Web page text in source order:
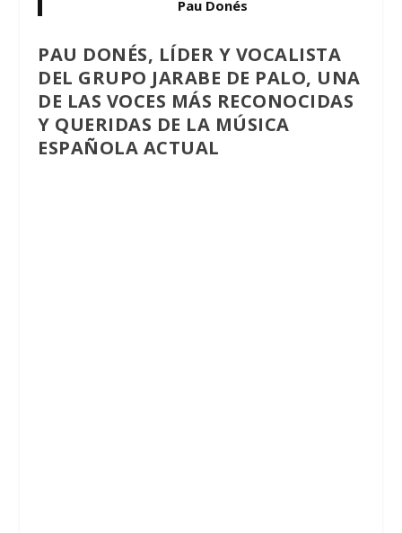
Pau Donés
PAU DONÉS, LÍDER Y VOCALISTA
DEL GRUPO JARABE DE PALO, UNA
DE LAS VOCES MÁS RECONOCIDAS
Y QUERIDAS DE LA MÚSICA
ESPAÑOLA ACTUAL